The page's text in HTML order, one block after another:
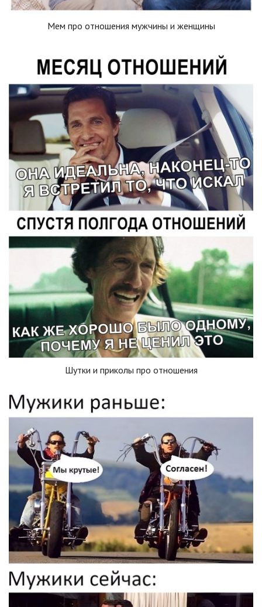
Мем про отношения мужчины и женщины
Шутки и приколы про отношения